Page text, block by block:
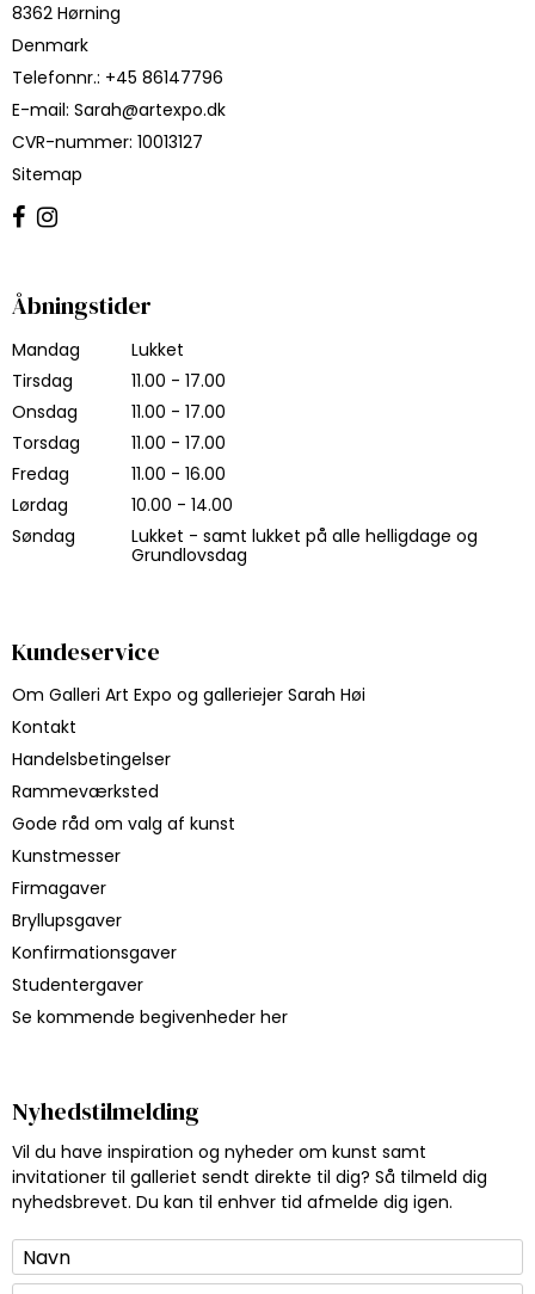
8362 Hørning
Denmark
Telefonnr.: +45 86147796
E-mail: Sarah@artexpo.dk
CVR-nummer: 10013127
Sitemap
Åbningstider
Mandag
Lukket
Tirsdag
11.00 - 17.00
Onsdag
11.00 - 17.00
Torsdag
11.00 - 17.00
Fredag
11.00 - 16.00
Lørdag
10.00 - 14.00
Søndag
Lukket - samt lukket på alle helligdage og
Grundlovsdag
Kundeservice
Om Galleri Art Expo og galleriejer Sarah Høi
Kontakt
Handelsbetingelser
Rammeværksted
Gode råd om valg af kunst
Kunstmesser
Firmagaver
Bryllupsgaver
Konfirmationsgaver
Studentergaver
Se kommende begivenheder her
Nyhedstilmelding
Vil du have inspiration og nyheder om kunst samt
invitationer til galleriet sendt direkte til dig? Så tilmeld dig
nyhedsbrevet. Du kan til enhver tid afmelde dig igen.